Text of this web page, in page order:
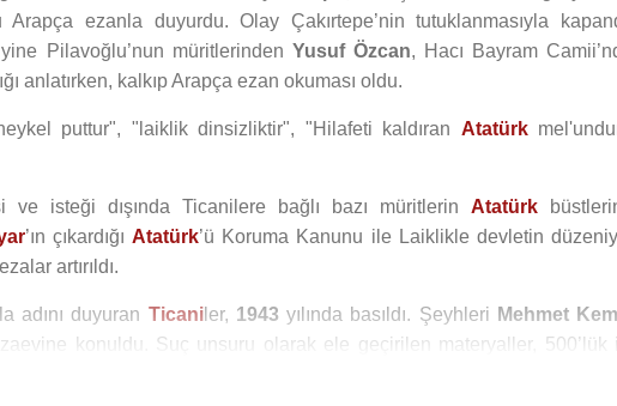
ezanla duyurdu. Olay Çakırtepe’nin tutuklanmasıyla
Pilavoğlu’nun müritlerinden Yusuf Özcan, Hacı Bayram
anlatırken, kalkıp Arapça ezan okuması oldu.
puttur", "laiklik dinsizliktir", "Hilafeti kaldıran Atatürk
ve isteği dışında Ticanilere bağlı bazı müritlerin Atatürk
’ın çıkardığıAtatürk’ü Koruma Kanunu ile Laiklikle devletin
artırıldı.
adını duyuran Ticaniler, 1943 yılında basıldı. Şeyhleri Mehmet
konuldu. Suç unsuru olarak ele geçirilen materyaller, 500’lük
Esasatte, sabah ve akşam 2 defa 100 estağfurullah, 100 la ilahe